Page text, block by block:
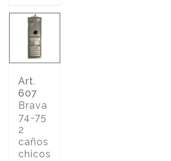
Art.
607
Brava
74-75
2
caños
chicos